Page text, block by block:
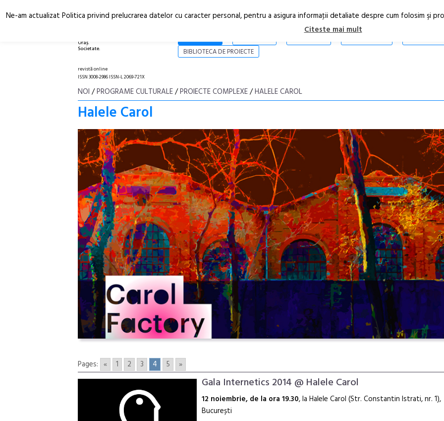
Oraș.
Societate.
NOI
BIBLIOTECA DE PROIECTE
revistă online
ISSN 3008-2986 ISSN-L 2069-721X
NOI /PROGRAME CULTURALE/PROIECTE COMPLEXE/HALELE CAROL
Halele Carol
Pages: « 1 2 3 4 5 »
Gala Internetics 2014 @ Halele Carol
12 noiembrie, de la ora 19.30, la Halele Carol (Str. Constantin Istrati, nr. 1),
București
Ne-am actualizat Politica privind prelucrarea datelor cu caracter personal, pentru a asigura informaţii detaliate despre cum folosim şi
Citeste mai mult